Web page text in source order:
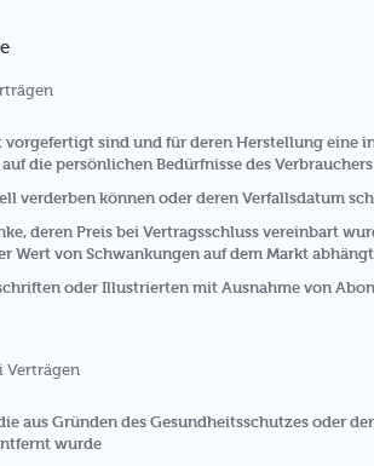
vorgefertigt sind und für deren Herstellung eine
die persönlichen Bedürfnisse des
verderben können oder deren Verfallsdatum
deren Preis bei Vertragsschluss vereinbart
Wert von Schwankungen auf dem Markt
oder Illustrierten mit Ausnahme von
Verträgen
aus Gründen des Gesundheitsschutzes oder
wurde